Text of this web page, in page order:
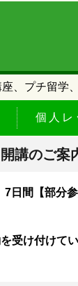
、プチ留学
個人レ
講のご案
7日間【部分参
受け付けてい